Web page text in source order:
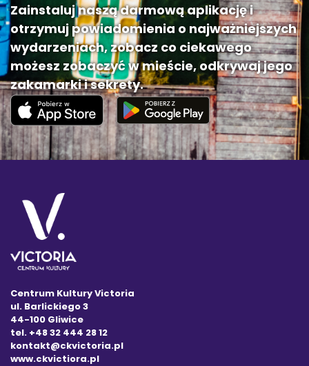
Zainstaluj naszą darmową aplikację i
otrzymuj powiadomienia o najważniejszych
wydarzeniach, zobacz co ciekawego
możesz zobaczyć w mieście, odkrywaj jego
zakamarki i sekrety.
Centrum Kultury Victoria
ul. Barlickiego 3
44-100 Gliwice
tel. +48 32 444 28 12
kontakt@ckvictoria.pl
www.ckvictiora.pl